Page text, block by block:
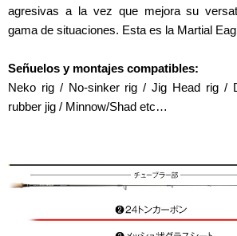
agresivas a la vez que mejora su
gama de situaciones. Esta es la Martial
Señuelos y montajes compatibles:
Neko rig / No-sinker rig / Jig Head rig /
rubber jig / Minnow/Shad etc…
BLANK